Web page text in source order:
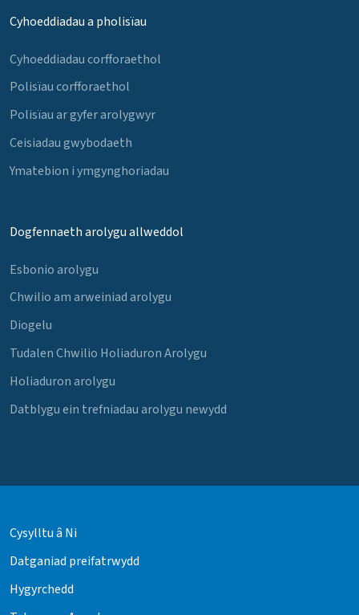
Cyhoeddiadau a pholisïau
Cyhoeddiadau corfforaethol
Polisïau corfforaethol
Polisïau ar gyfer arolygwyr
Ceisiadau gwybodaeth
Ymatebion i ymgynghoriadau
Dogfennaeth arolygu allweddol
Esbonio arolygu
Chwilio am arweiniad arolygu
Diogelu
Tudalen Chwilio Holiaduron Arolygu
Holiaduron arolygu
Datblygu ein trefniadau arolygu newydd
Cysylltu â Ni
Datganiad preifatrwydd
Hygyrchedd